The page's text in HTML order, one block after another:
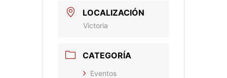
LOCALIZACIÓN
Victoria
CATEGORÍA
Eventos